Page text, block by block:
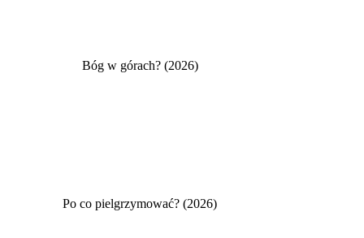
Bóg w górach? (2026)
Po co pielgrzymować? (2026)